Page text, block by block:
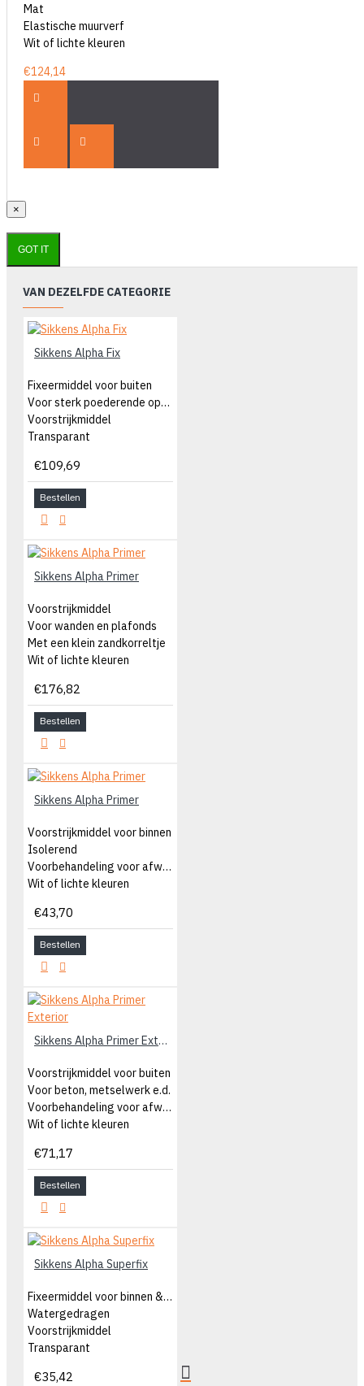
Mat
Elastische muurverf
Wit of lichte kleuren
€124,14
×
GOT IT
VAN DEZELFDE CATEGORIE
Sikkens Alpha Fix
Fixeermiddel voor buiten
Voor sterk poederende oppervlakten
Voorstrijkmiddel
Transparant
€109,69
Bestellen
Sikkens Alpha Primer
Voorstrijkmiddel
Voor wanden en plafonds
Met een klein zandkorreltje
Wit of lichte kleuren
€176,82
Bestellen
Sikkens Alpha Primer
Voorstrijkmiddel voor binnen
Isolerend
Voorbehandeling voor afwerklaag
Wit of lichte kleuren
€43,70
Bestellen
Sikkens Alpha Primer Exterior
Voorstrijkmiddel voor buiten
Voor beton, metselwerk e.d.
Voorbehandeling voor afwerklaag
Wit of lichte kleuren
€71,17
Bestellen
Sikkens Alpha Superfix
Fixeermiddel voor binnen & buiten
Watergedragen
Voorstrijkmiddel
Transparant
€35,42